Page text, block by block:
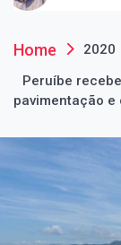
Home 2020
Peruíbe
pavimentação e